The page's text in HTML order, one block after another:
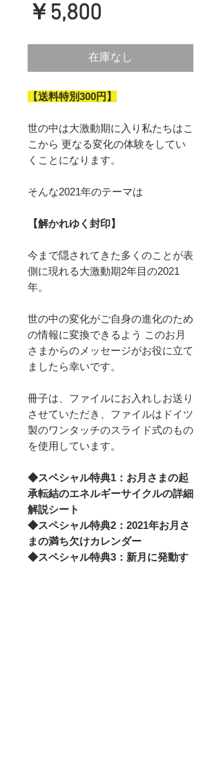
￥5,800
格
在庫なし
【送料特別300円】
世の中は大激動期に入り私たちはこ
こから 更なる変化の体験をしてい
くことになります。
そんな2021年のテーマは
【解かれゆく封印】
今まで隠されてきた多くのことが表
側に現れる大激動期2年目の2021
年。
世の中の変化がご自身の進化のため
の情報に変換できるよう このお月
さまからのメッセージがお役に立て
ましたら幸いです。
冊子は、ファイルにお入れしお送り
させていただき、ファイルはドイツ
製のワンタッチのスライド式のもの
を使用しています。
◆スペシャル特典1：お月さまの起
承転結のエネルギーサイクルの詳細
解説シート
◆スペシャル特典2：2021年お月さ
まの満ち欠けカレンダー
◆スペシャル特典3：新月に発動す